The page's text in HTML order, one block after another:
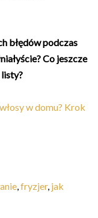
błędów podczas
Co jeszcze
w domu? Krok
,fryzjer, jak